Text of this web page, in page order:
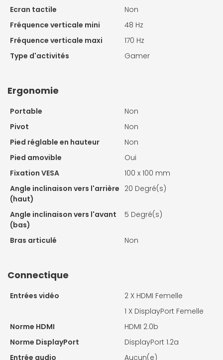
Ecran tactile
Non
Fréquence verticale mini
48 Hz
Fréquence verticale maxi
170 Hz
Type d'activités
Gamer
Ergonomie
Portable
Non
Pivot
Non
Pied réglable en hauteur
Non
Pied amovible
Oui
Fixation VESA
100 x 100 mm
Angle inclinaison vers l'arrière
(haut)
20 Degré(s)
Angle inclinaison vers l'avant
(bas)
5 Degré(s)
Bras articulé Non
Connectique
Entrées vidéo 2 X HDMI Femelle
1 X DisplayPort Femelle
Norme HDMI
HDMI 2.0b
Norme DisplayPort
DisplayPort 1.2a
Entrée audio
Aucun(e)